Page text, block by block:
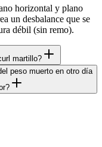
horizontal y plano
un desbalance que se
débil (sin remo).
martillo?
peso muerto en otro día